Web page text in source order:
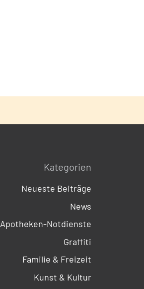
Kategorien
Neueste Beiträge
News
Apotheken-Notdienste
Graffiti
Familie & Freizeit
Kunst & Kultur